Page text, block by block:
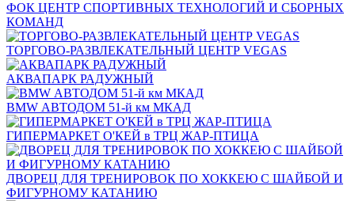
ФОК ЦЕНТР СПОРТИВНЫХ ТЕХНОЛОГИЙ И СБОРНЫХ
КОМАНД
ТОРГОВО-РАЗВЛЕКАТЕЛЬНЫЙ ЦЕНТР VEGAS
АКВАПАРК РАДУЖНЫЙ
BMW АВТОДОМ 51-й км МКАД
ГИПЕРМАРКЕТ О'КЕЙ в ТРЦ ЖАР-ПТИЦА
ДВОРЕЦ ДЛЯ ТРЕНИРОВОК ПО ХОККЕЮ С ШАЙБОЙ И
ФИГУРНОМУ КАТАНИЮ